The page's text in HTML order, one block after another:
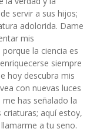
servir a sus hijos;
adolorida. Dame
mis
la ciencia es
siempre
hoy descubra mis
con nuevas luces
has señalado la
aquí estoy,
a tu seno.